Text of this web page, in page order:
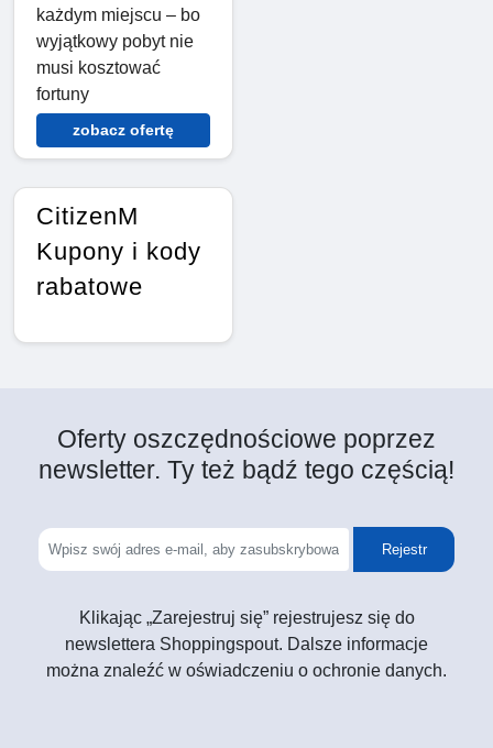
każdym miejscu – bo
wyjątkowy pobyt nie
musi kosztować
fortuny
zobacz ofertę
CitizenM
Kupony i kody
rabatowe
Oferty oszczędnościowe poprzez
newsletter. Ty też bądź tego częścią!
Rejestr
Klikając „Zarejestruj się” rejestrujesz się do
newslettera Shoppingspout. Dalsze informacje
można znaleźć w oświadczeniu o ochronie danych.